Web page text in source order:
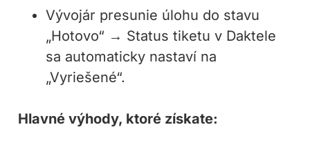
Vývojár presunie úlohu do stavu
„Hotovo“ → Status tiketu v Daktele
sa automaticky nastaví na
„Vyriešené“.
Hlavné výhody, ktoré získate: